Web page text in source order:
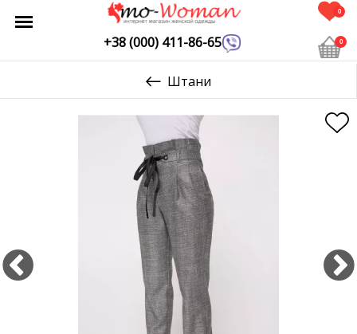
+38 (000) 411-86-65
0
0
Штани